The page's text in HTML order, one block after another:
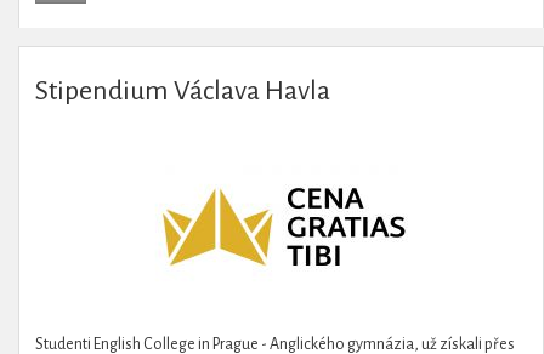
Stipendium Václava Havla
Studenti English College in Prague - Anglického gymnázia, už získali přes